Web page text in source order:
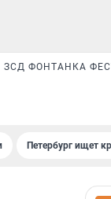
ЗСД ФОНТАНКА
Петербург ищет